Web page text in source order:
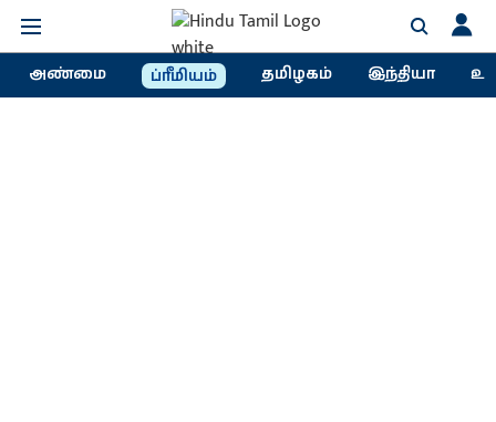
அண்மை ப்ரீமியம் தமிழகம் இந்தியா